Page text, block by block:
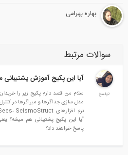
بهاره بهرامی
سوالات مرتبط
آیا این پکیج آموزش
سلام من قصد دارم پکیج زیر را
مدل سازی جداگرها و میراگرها در کنترل
آیا این پکیج پشتیبانی هم میشه؟
پاسخ خواهند داد؟